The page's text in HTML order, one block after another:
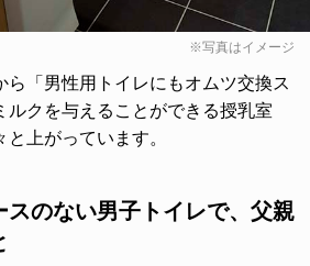
※写真はイメージ
ら「男性用トイレにもオムツ交換ス
ルクを与えることができる授乳室
上がっています。
スのない男子トイレで、父親